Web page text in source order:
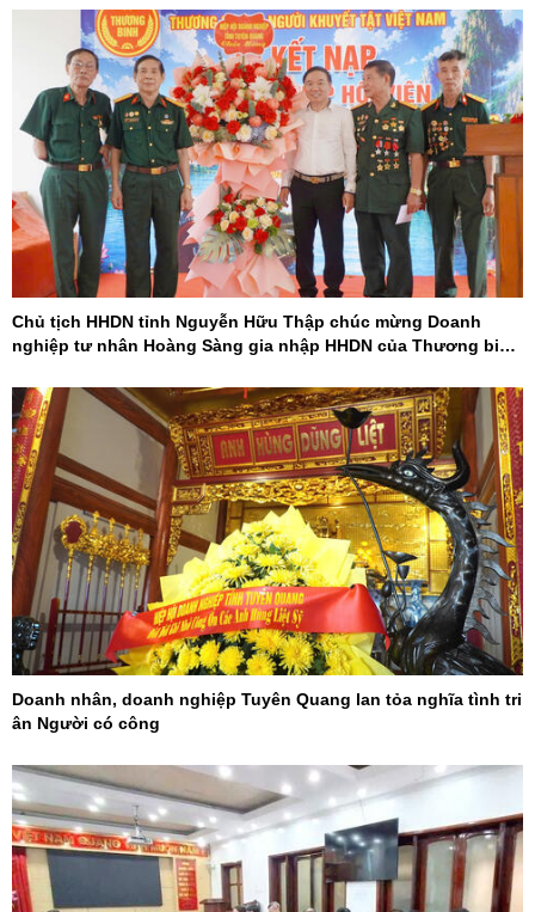
Chủ tịch HHDN tỉnh Nguyễn Hữu Thập chúc mừng Doanh
nghiệp tư nhân Hoàng Sàng gia nhập HHDN của Thương binh
Doanh nhân, doanh nghiệp Tuyên Quang lan tỏa nghĩa tình tri
ân Người có công